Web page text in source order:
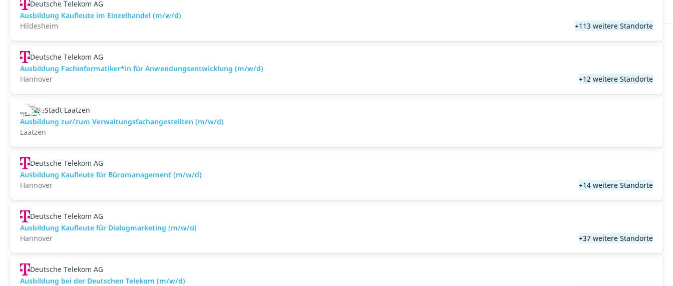
Deutsche Telekom AG
Ausbildung Kaufleute im Einzelhandel (m/w/d)
Hildesheim
+113 weitere Standorte
Deutsche Telekom AG
Ausbildung Fachinformatiker*in für Anwendungsentwicklung (m/w/d)
Hannover
+12 weitere Standorte
Stadt Laatzen
Ausbildung zur/zum Verwaltungsfachangestellten (m/w/d)
Laatzen
Deutsche Telekom AG
Ausbildung Kaufleute für Büromanagement (m/w/d)
Hannover
+14 weitere Standorte
Deutsche Telekom AG
Ausbildung Kaufleute für Dialogmarketing (m/w/d)
Hannover
+37 weitere Standorte
Deutsche Telekom AG
Ausbildung bei der Deutschen Telekom (m/w/d)